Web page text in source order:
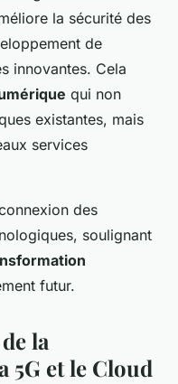
la sécurité des
de
innovantes. Cela
qui non
existantes, mais
services
des
soulignant
futur.
la
5G et le Cloud